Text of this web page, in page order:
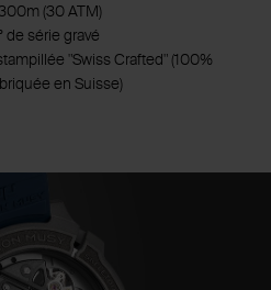
(30 ATM)
de série gravé
"Swiss Crafted" (100%
en Suisse)